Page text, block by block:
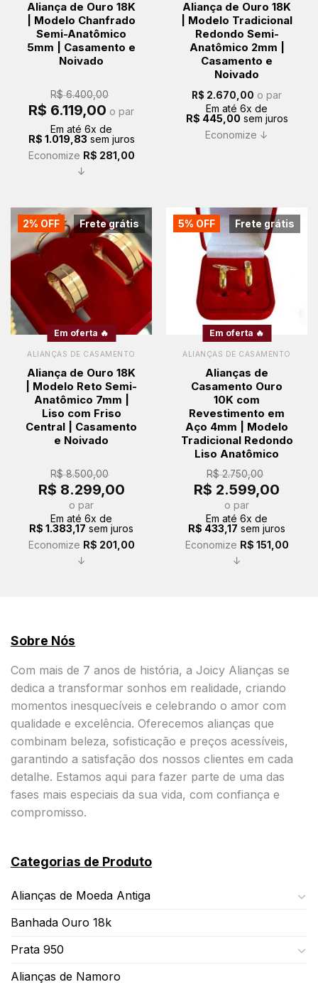
Aliança de Ouro 18K
| Modelo Chanfrado
Semi-Anatômico
5mm | Casamento e
Noivado
R$6.400,00
O
preço
R$ 6.400,00.
R$ 6.119,00 preço
é:
R$ 6.119,00.
o par
Em até 6x de
R$ 1.019,83 sem juros
Economize R$ 281,00
↓
Aliança de Ouro 18K
| Modelo Tradicional
Redondo Semi-
Anatômico 2mm |
Casamento e
Noivado
R$ 2.670,00 o par
Em até 6x de
R$ 445,00 sem juros
Economize ↓
Frete grátis
2% OFF
Em oferta 🔥
ALIANÇAS DE CASAMENTO
Aliança de Ouro 18K
| Modelo Reto Semi-
Anatômico 7mm |
Liso com Friso
Central | Casamento
e Noivado
R$8.500,00
O
preço
original
R$ 8.500,00.
R$ 8.299,00preço
o par
Em até 6x de
R$ 1.383,17 sem juros
Economize R$ 201,00
↓
Frete grátis
5% OFF
Em oferta 🔥
ALIANÇAS DE CASAMENTO
Alianças de
Casamento Ouro
10K com
Revestimento em
Aço 4mm | Modelo
Tradicional Redondo
Liso Anatômico
R$2.750,00
O
preço
original
R$ 2.750,00.
R$ 2.599,00
o par
Em até 6x de
R$ 433,17 sem juros
Economize R$ 151,00
↓
Sobre Nós
Com mais de 7 anos de história, a Joicy Alianças se
dedica a transformar sonhos em realidade, criando
momentos inesquecíveis e celebrando o amor com
qualidade e excelência. Oferecemos alianças que
combinam beleza, sofisticação e preços acessíveis,
garantindo a satisfação dos nossos clientes em cada
detalhe. Estamos aqui para fazer parte de uma das
fases mais especiais da sua vida, com confiança e
compromisso.
Categorias de Produto
Alianças de Moeda Antiga
Banhada Ouro 18k
Prata 950
Alianças de Namoro